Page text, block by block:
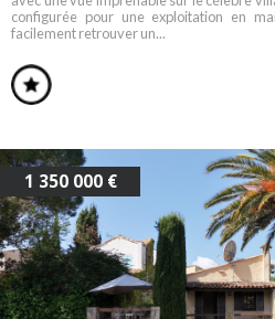
configurée pour une exploitation en
facilement retrouver un...
1 350 000 €